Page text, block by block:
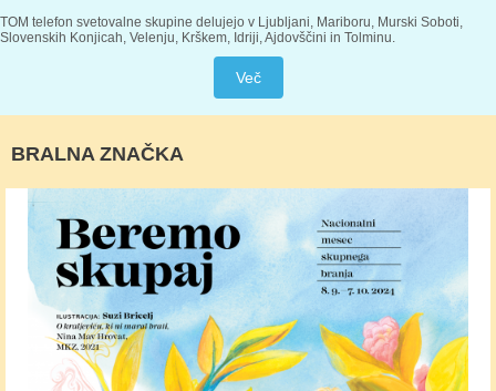
TOM telefon svetovalne skupine delujejo v Ljubljani, Mariboru, Murski Soboti,
Slovenskih Konjicah, Velenju, Krškem, Idriji, Ajdovščini in Tolminu.
Več
BRALNA ZNAČKA